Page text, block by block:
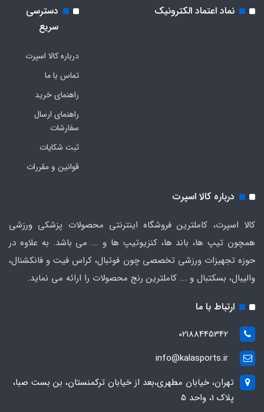
نماد اعتماد الکترونیک
دسترسی
سریع
درباره کالا اسپرت
تماس با ما
راهنمای خرید
راهنمای ارسال
سفارشات
ثبت شکایات
قوانین و مقررات
درباره کالا اسپرت
کالا اسپرت، کاملترین فروشگاه اینترنتی محصولات پزشکی ورزشی
همچون تیپ ها، باند ها، کنزیوتیپ ها و ... می باشد. به علاوه در
حوزه تجهیزات ورزشی تخصصی چون فوتبال، کراس فیت و فانکشنال،
والیبال، بسکتبال و ... کاملترین رنج محصولات را ارائه می نماید.
ارتباط با ما
02188445342
info@kalasports.ir
تهران، خیابان مطهری،بعد از خیابان ترکمنستان، بن بست صبا،
پلاک 1، واحد 5